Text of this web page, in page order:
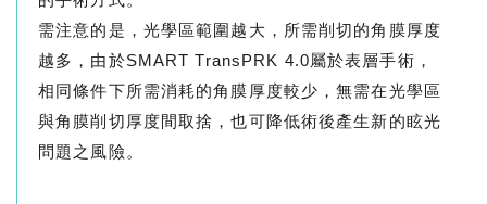
需注意的是，光學區範圍越大，所需削切的角膜厚度
越多，由於SMART TransPRK 4.0屬於表層手術，
相同條件下所需消耗的角膜厚度較少，無需在光學區
與角膜削切厚度間取捨，也可降低術後產生新的眩光
問題之風險。